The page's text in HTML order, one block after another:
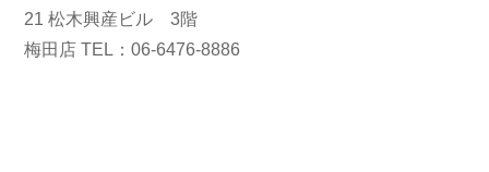
21 松木興産ビル 3階
梅田店 TEL：06-6476-8886